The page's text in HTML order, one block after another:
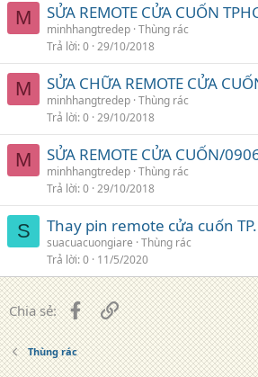
M SỬA REMOTE CỬA CUỐN
minhhangtredep Thùng rác
Trả lời 0 29/10/2018
M SỬA CHỮA REMOTE CỬA
minhhangtredep Thùng rác
Trả lời 0 29/10/2018
M SỬA REMOTE CỬA CUỐN/
minhhangtredep Thùng rác
Trả lời 0 29/10/2018
S Thay pin remote cửa cuốn
suacuacuongiare Thùng rác
Trả lời 0 11/5/2020
Chia sẻ: FacebookLiên kết
Thùng rác